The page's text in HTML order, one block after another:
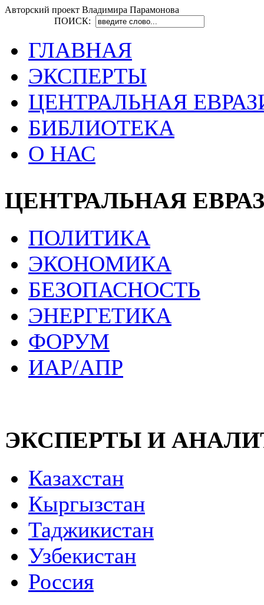
Авторский проект Владимира Парамонова
ПОИСК:
ГЛАВНАЯ
ЭКСПЕРТЫ
ЦЕНТРАЛЬНАЯ
БИБЛИОТЕКА
О НАС
ЦЕНТРАЛЬНАЯ
ПОЛИТИКА
ЭКОНОМИКА
БЕЗОПАСНОСТЬ
ЭНЕРГЕТИКА
ФОРУМ
ИАР/АПР
ЭКСПЕРТЫ И
Казахстан
Кыргызстан
Таджикистан
Узбекистан
Россия